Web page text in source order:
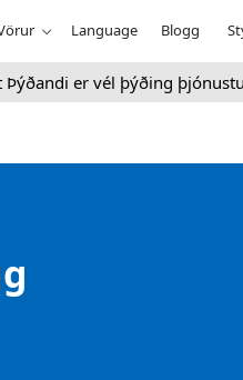
Language Blogg
er vél þýðing